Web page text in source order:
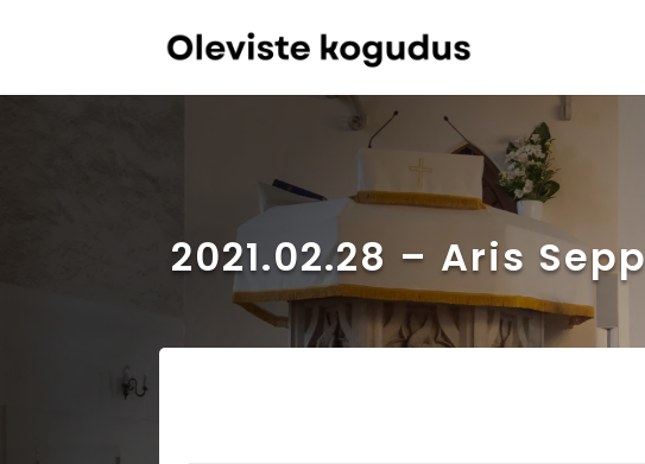
2021.02.28 – Aris Sepp